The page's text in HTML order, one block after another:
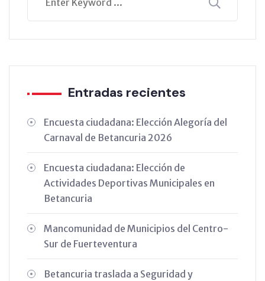
Entradas recientes
Encuesta ciudadana: Elección Alegoría del
Carnaval de Betancuria 2026
Encuesta ciudadana: Elección de
Actividades Deportivas Municipales en
Betancuria
Mancomunidad de Municipios del Centro-
Sur de Fuerteventura
Betancuria traslada a Seguridad y